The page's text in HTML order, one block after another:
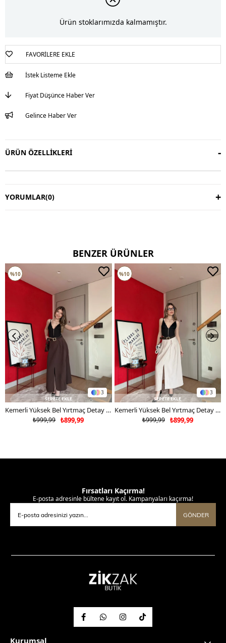
Ürün stoklarımızda kalmamıştır.
FAVORILERE EKLE
İstek Listeme Ekle
Fiyat Düşünce Haber Ver
Gelince Haber Ver
ÜRÜN ÖZELLIKLERI
YORUMLAR(0)
BENZER ÜRÜNLER
3
SEPETE EKLE
Kemerli Yüksek Bel Yırtmaç Detay Etek Kahverengi 2182
₺899,99
₺999,99
%10
3
SEPETE EKLE
Kemerli Yüksek Bel Yırtmaç Detay Etek Bej 2182
₺899,99
₺999,99
%10
Fırsatları Kaçırma!
E-posta adresinle bültene kayıt ol. Kampanyaları kaçırma!
GÖNDER
Kurumsal